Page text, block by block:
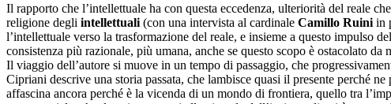
Il rapporto che l’intellettuale ha con questa eccedenza, ulteriorità del reale
religione degli intellettuali (con una intervista al cardinale Camillo Ruini in
l’intellettuale verso la trasformazione del reale, e insieme a questo impulso
consistenza più razionale, più umana, anche se questo scopo è ostacolato
Il viaggio dell’autore si muove in un tempo di passaggio, che
Cipriani descrive una storia passata, che lambisce quasi il presente perché
affascina ancora perché è la vicenda di un mondo di frontiera, quello tra